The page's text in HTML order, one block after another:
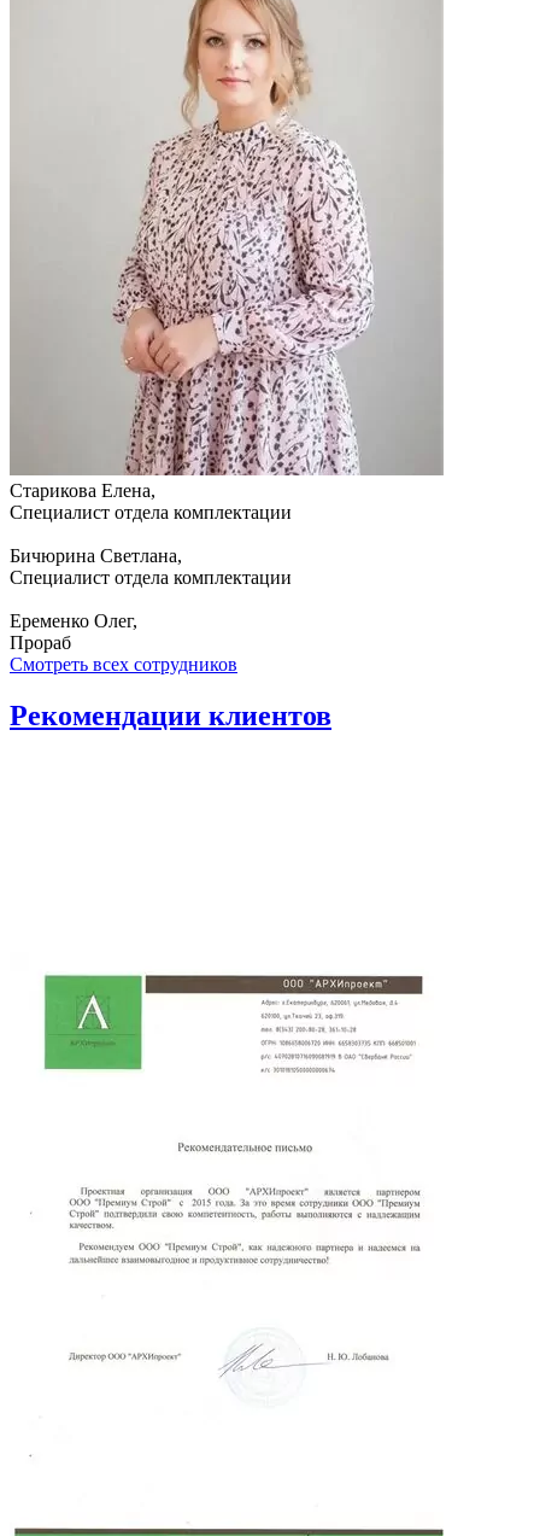
Старикова Елена,
Специалист отдела комплектации
Бичюрина Светлана,
Специалист отдела комплектации
Еременко Олег,
Прораб
Смотреть всех сотрудников
Рекомендации клиентов